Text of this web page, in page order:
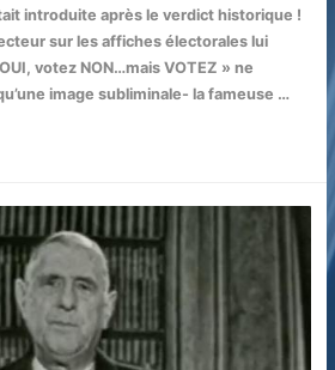
introduite après le verdict historique !
sur les affiches électorales lui
votez NON…mais VOTEZ » ne
image subliminale- la fameuse …